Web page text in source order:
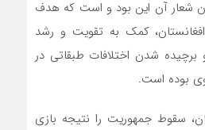
شعار آن این بود و است که هدف
کمک به تقویت و رشد
شدن اختلافات طبقاتی در
بوده است.
سقوط جمهوریت را نتیجه بازی